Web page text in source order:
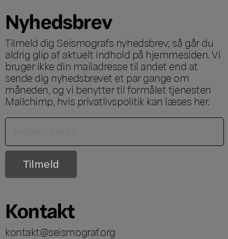
Nyhedsbrev
Tilmeld dig Seismografs nyhedsbrev; så går du
aldrig glip af aktuelt indhold på hjemmesiden. Vi
bruger ikke din mailadresse til andet end at
sende dig nyhedsbrevet et par gange om
måneden, og vi benytter til formålet tjenesten
Mailchimp, hvis privatlivspolitik kan læses her.
Kontakt
kontakt@seismograf.org